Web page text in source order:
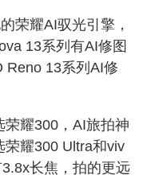
耀AI驭光引擎，
13系列有AI修图
Reno 13系列AI修
耀300，AI旅拍神
荣耀300 Ultra和viv
长焦，拍的更远